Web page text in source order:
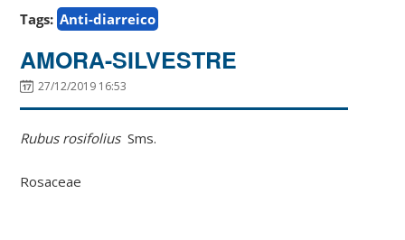
Tags: Anti-diarreico
AMORA-SILVESTRE
27/12/2019 16:53
Rubus rosifoliusSms.
Rosaceae